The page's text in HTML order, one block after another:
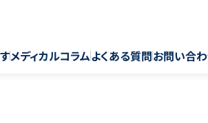
メディカルコラムよくある質問お問い合